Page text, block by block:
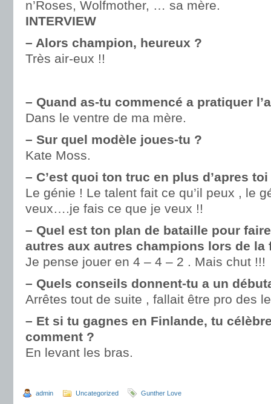
n’Roses, Wolfmother, … sa mère.
INTERVIEW
– Alors champion, heureux ?
Très air-eux !!
– Quand as-tu commencé a pratiquer
Dans le ventre de ma mère.
– Sur quel modèle joues-tu ?
Kate Moss.
– C’est quoi ton truc en plus d’apres toi
Le génie ! Le talent fait ce qu’il peux , le
veux….je fais ce que je veux !!
– Quel est ton plan de bataille pour
autres aux autres champions lors de la
Je pense jouer en 4 – 4 – 2 . Mais chut !!!
– Quels conseils donnent-tu a un
Arrêtes tout de suite , fallait être pro des
– Et si tu gagnes en Finlande, tu
comment ?
En levant les bras.
admin Uncategorized Gunther Love